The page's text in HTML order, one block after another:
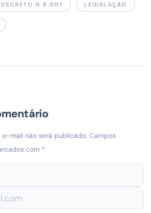
DECRETO N 8.001 LEGISLAÇÃO
mail não será publicado. Campos
com *